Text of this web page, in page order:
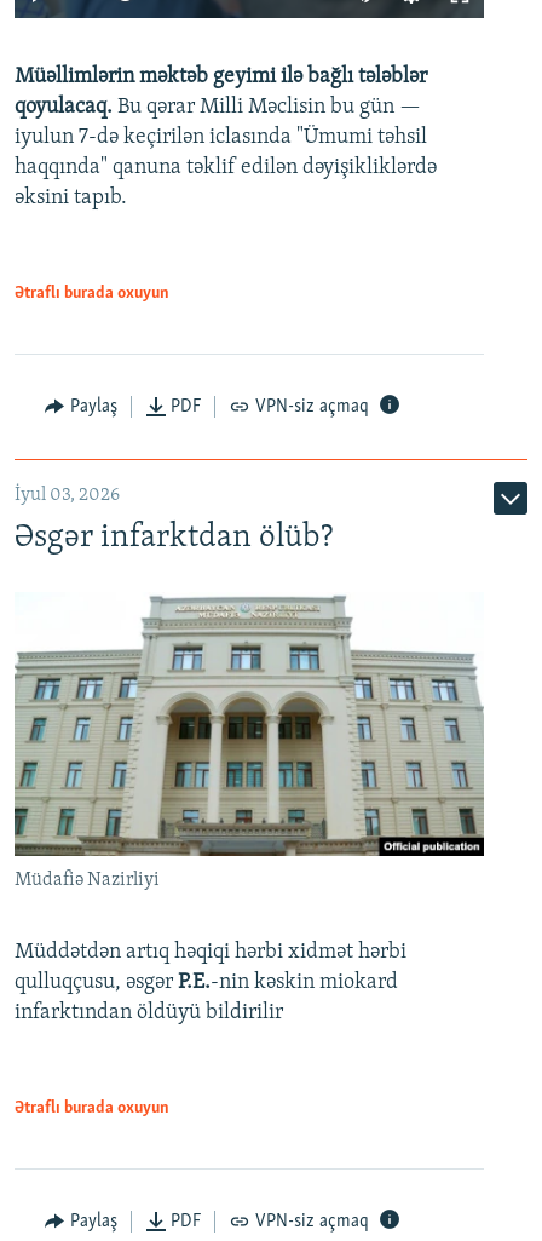
Auto 240p 360p 480p
720p 1080p
360p
480p
720p
Müəllimlərin məktəb geyimi ilə bağlı tələblər
qoyulacaq. Bu qərar Milli Məclisin bu gün —
iyulun 7-də keçirilən iclasında "Ümumi təhsil
haqqında" qanuna təklif edilən dəyişikliklərdə
əksini tapıb.
Ətraflı burada oxuyun
Paylaş PDF VPN-siz açmaq
İyul 03, 2026
Əsgər infarktdan ölüb?
Müdafiə Nazirliyi
Müddətdən artıq həqiqi hərbi xidmət hərbi
qulluqçusu, əsgər P.E.-nin kəskin miokard
infarktından öldüyü bildirilir
Ətraflı burada oxuyun
Paylaş PDF VPN-siz açmaq